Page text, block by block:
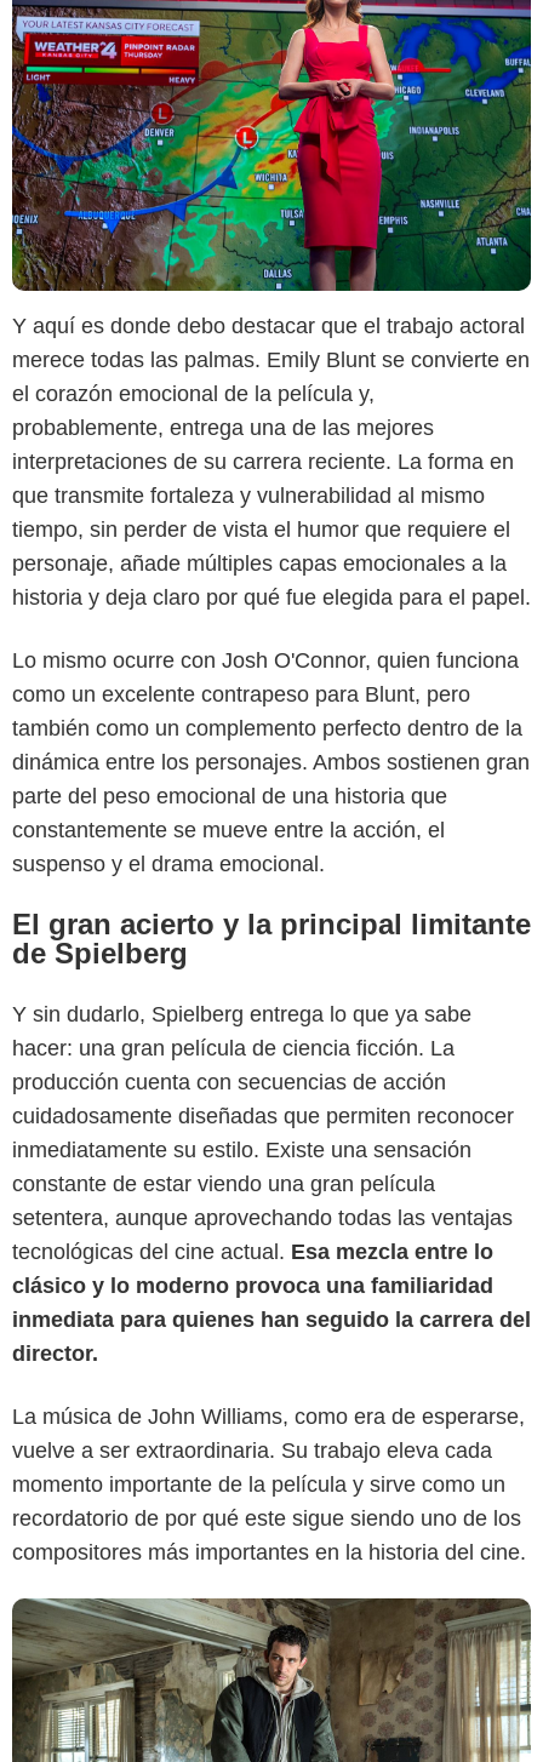
Y aquí es donde debo destacar que el trabajo actoral
merece todas las palmas. Emily Blunt se convierte en
el corazón emocional de la película y,
probablemente, entrega una de las mejores
interpretaciones de su carrera reciente. La forma en
que transmite fortaleza y vulnerabilidad al mismo
tiempo, sin perder de vista el humor que requiere el
personaje, añade múltiples capas emocionales a la
historia y deja claro por qué fue elegida para el papel.
Lo mismo ocurre con Josh O'Connor, quien funciona
como un excelente contrapeso para Blunt, pero
también como un complemento perfecto dentro de la
dinámica entre los personajes. Ambos sostienen gran
parte del peso emocional de una historia que
constantemente se mueve entre la acción, el
suspenso y el drama emocional.
El gran acierto y la principal limitante
de Spielberg
Y sin dudarlo, Spielberg entrega lo que ya sabe
hacer: una gran película de ciencia ficción. La
producción cuenta con secuencias de acción
cuidadosamente diseñadas que permiten reconocer
inmediatamente su estilo. Existe una sensación
constante de estar viendo una gran película
setentera, aunque aprovechando todas las ventajas
tecnológicas del cine actual. Esa mezcla entre lo
clásico y lo moderno provoca una familiaridad
inmediata para quienes han seguido la carrera del
director.
La música de John Williams, como era de esperarse,
vuelve a ser extraordinaria. Su trabajo eleva cada
momento importante de la película y sirve como un
recordatorio de por qué este sigue siendo uno de los
compositores más importantes en la historia del cine.
Universal Pictures